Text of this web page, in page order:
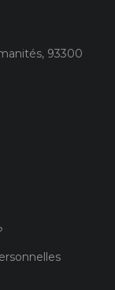
93300